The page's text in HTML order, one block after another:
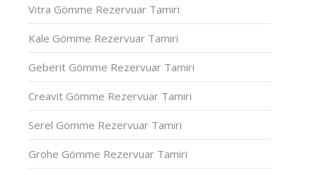
Vitra Gömme Rezervuar Tamiri
Kale Gömme Rezervuar Tamiri
Geberit Gömme Rezervuar Tamiri
Creavit Gömme Rezervuar Tamiri
Serel Gömme Rezervuar Tamiri
Grohe Gömme Rezervuar Tamiri